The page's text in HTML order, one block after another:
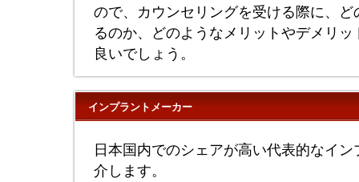
ので、カウンセリングを受ける際に、
るのか、どのようなメリットやデメリ
良いでしょう。
インプラントメーカー
日本国内でのシェアが高い代表的なイ
介します。